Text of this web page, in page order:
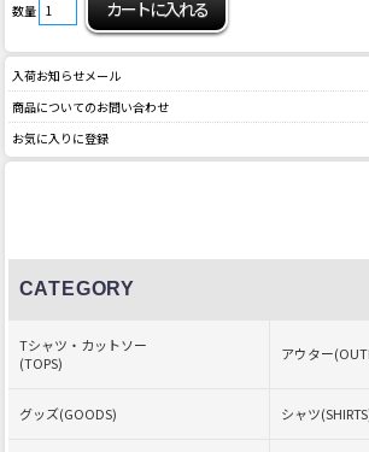
数量
入荷お知らせメール
商品についてのお問い合わせ
お気に入りに登録
CATEGORY
Tシャツ・カットソー
(TOPS)
アウター
グッズ(GOODS) シャツ